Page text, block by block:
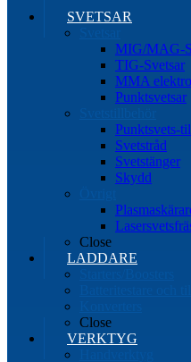
SVETSAR
MIG/MAG-
TIG-Svetsar
MMA
Punktsvetsar
Punktsvets-
Svetstråd
Svetstänger
Skydd
Close
LADDARE
Close
VERKTYG